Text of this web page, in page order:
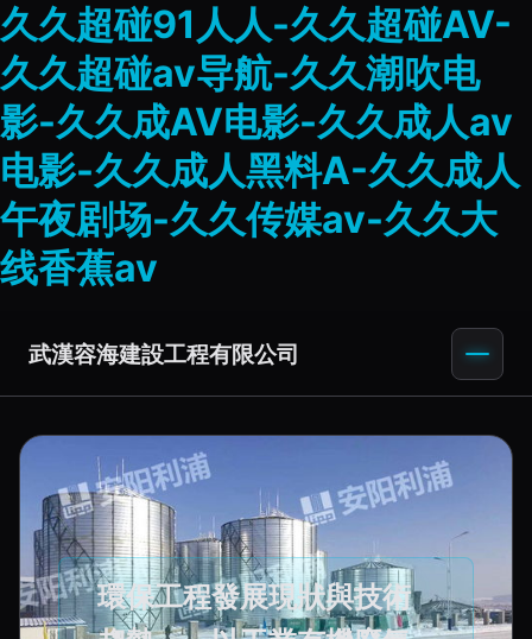
久久超碰91人人-久久超碰AV-
久久超碰av导航-久久潮吹电
影-久久成AV电影-久久成人av
电影-久久成人黑料A-久久成人
午夜剧场-久久传媒av-久久大
线香蕉av
武漢容海建設工程有限公司
環保工程發展現狀與技術